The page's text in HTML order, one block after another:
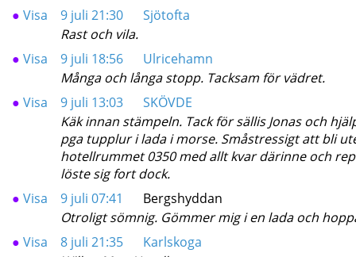
● Visa 9 juli 21:30
Sjötofta
Rast och vila.
● Visa 9 juli 18:56
Ulricehamn
Många och långa stopp. Tacksam för vädret.
● Visa 9 juli 13:03
SKÖVDE
Käk innan stämpeln. Tack för sällis Jonas och
pga tupplur i lada i morse. Småstressigt att bli
hotellrummet 0350 med allt kvar därinne och
löste sig fort dock.
● Visa 9 juli 07:41
Bergshyddan
Otroligt sömnig. Gömmer mig i en lada och
● Visa 8 juli 21:35
Karlskoga